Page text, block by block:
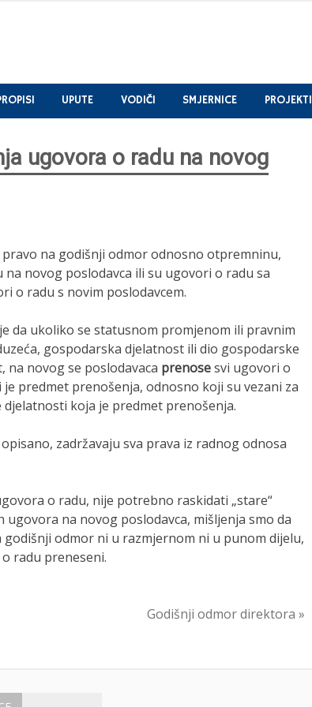
UPUTE VODIČI SMJERNICE PROJEKTI
ugovora o radu na novog
na godišnji odmor odnosno otpremninu,
novog poslodavca ili su ugovori o radu sa
o radu s novim poslodavcem.
da ukoliko se statusnom promjenom ili pravnim
gospodarska djelatnost ili dio gospodarske
novog se poslodavaca prenosesvi ugovori o
predmet prenošenja, odnosno koji su vezani za
koja je predmet prenošenja.
zadržavaju sva prava iz radnog odnosa
o radu, nije potrebno raskidati „stare“
na novog poslodavca, mišljenja smo da
odmor ni u razmjernom ni u punom dijelu,
radu preneseni.
Godišnji odmor direktora »